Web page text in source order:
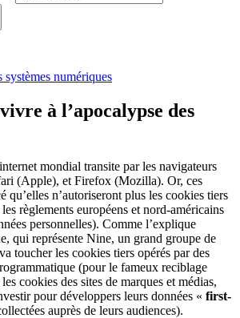
systèmes numériques
à l’apocalypse des
mondial transite par les navigateurs
(Apple), et Firefox (Mozilla). Or, ces
qu’elles n’autoriseront plus les cookies tiers
règlements européens et nord-américains
personnelles). Comme l’explique
qui représente Nine, un grand groupe de
toucher les cookies tiers opérés par des
(pour le fameux reciblage
cookies des sites de marques et médias,
pour développers leurs données « first-
auprès de leurs audiences).